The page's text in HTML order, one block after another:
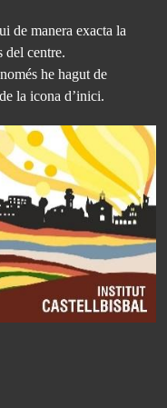
de manera exacta la
del centre.
he hagut de
la icona d’inici.